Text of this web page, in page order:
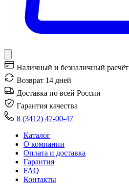
Наличный и безналичный расчёт
Возврат 14 дней
Доставка по всей России
Гарантия качества
8 (3412) 47-00-47
Каталог
О компании
Оплата и доставка
Гарантия
FAQ
Контакты